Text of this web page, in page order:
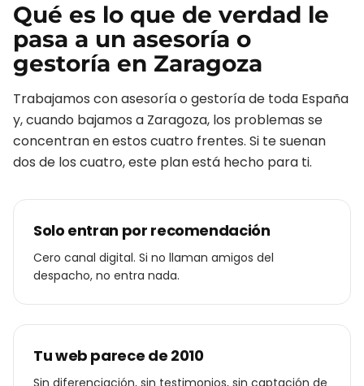
Qué es lo que de verdad le
pasa a un asesoría o
gestoría en Zaragoza
Trabajamos conasesoría o gestoríade toda España
y, cuando bajamos a Zaragoza, los problemas se
concentran en estos cuatro frentes. Si te suenan
dos de los cuatro, este plan está hecho para ti.
Solo entran por recomendación
Cero canal digital. Si no llaman amigos del
despacho, no entra nada.
Tu web parece de 2010
Sin diferenciación, sin testimonios, sin captación de